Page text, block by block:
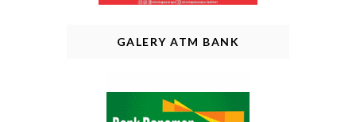
GALERY ATM BANK